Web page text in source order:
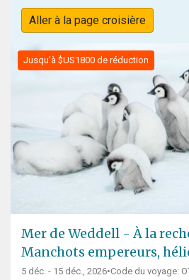
Aller à la page croisière
Jusqu'à $US1800 de réduction
Mer de Weddell - À la
Manchots empereurs,
5 déc. - 15 déc., 2026•Code du voyage: